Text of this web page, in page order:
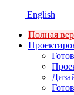
English
Полная